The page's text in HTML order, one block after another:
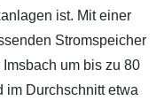
ist. Mit einer
Stromspeicher
um bis zu 80
im Durchschnitt etwa